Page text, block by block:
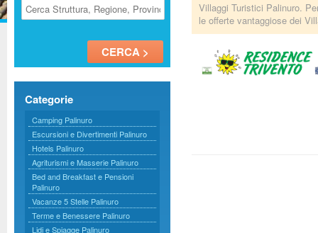
Categorie
Camping Palinuro
Escursioni e Divertimenti Palinuro
Hotels Palinuro
Agriturismi e Masserie Palinuro
Bed and Breakfast e Pensioni
Palinuro
Vacanze 5 Stelle Palinuro
Terme e Benessere Palinuro
Lidi e Spiagge Palinuro
Villaggi Turistici Palinuro.
le offerte vantaggiose dei